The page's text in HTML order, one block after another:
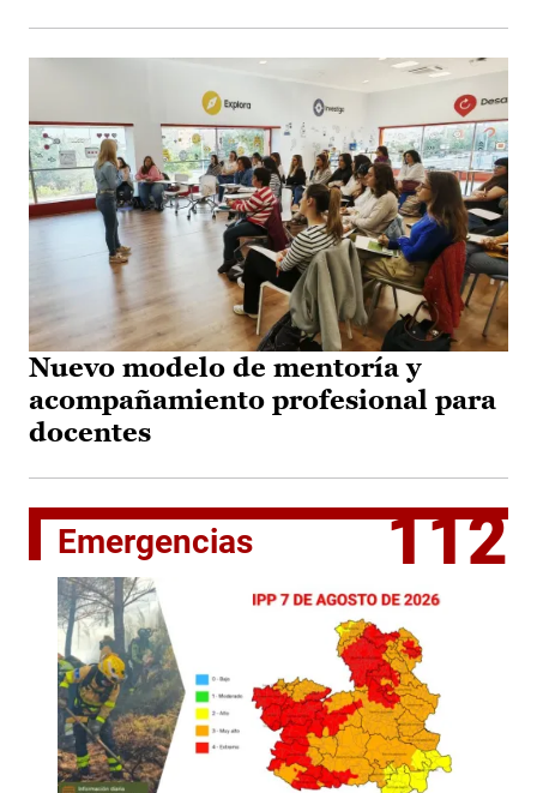
Nuevo modelo de mentoría y
acompañamiento profesional para
docentes
Emergencias 112